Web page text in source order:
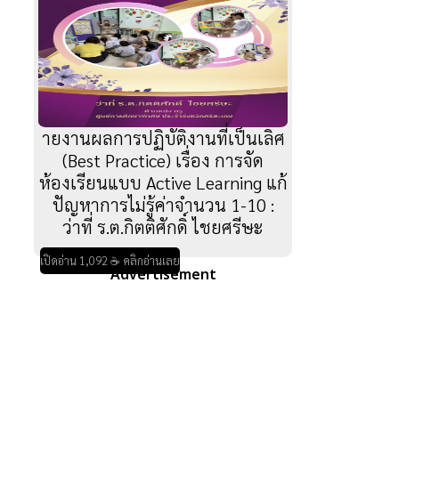
ายงานผลการปฏิบัติงานที่เป็นเลิศ
(Best Practice) เรื่อง การจัด
ห้องเรียนแบบ Active Learning แก้
ปัญหาการไม่รู้ค่าจำนวน 1-10 :
ว่าที่ ร.ต.กิตติศักดิ์ ไชยศรีษะ
เปิดอ่าน 1,092 ☕ คลิกอ่านเลย
Advertisement